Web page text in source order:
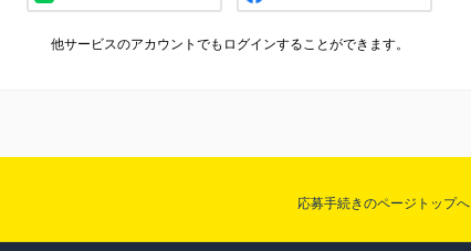
他サービスのアカウントでもログインすることができます。
応募手続きのページトップへ